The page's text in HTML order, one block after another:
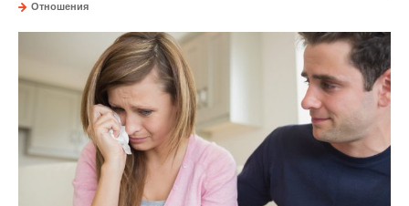
Отношения